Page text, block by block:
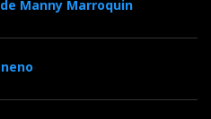
Manny Marroquin